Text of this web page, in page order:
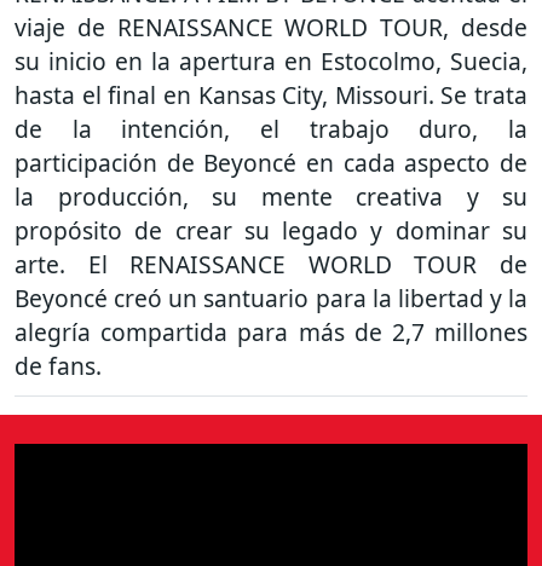
viaje de RENAISSANCE WORLD TOUR, desde
su inicio en la apertura en Estocolmo, Suecia,
hasta el final en Kansas City, Missouri. Se trata
de la intención, el trabajo duro, la
participación de Beyoncé en cada aspecto de
la producción, su mente creativa y su
propósito de crear su legado y dominar su
arte. El RENAISSANCE WORLD TOUR de
Beyoncé creó un santuario para la libertad y la
alegría compartida para más de 2,7 millones
de fans.